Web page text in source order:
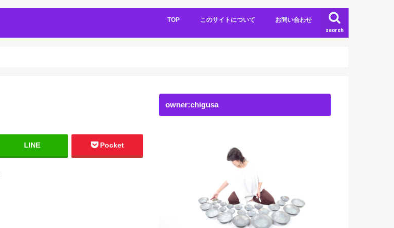
search
TOP このサイトについて お問い合わせ
LINE Pocket
owner:chigusa